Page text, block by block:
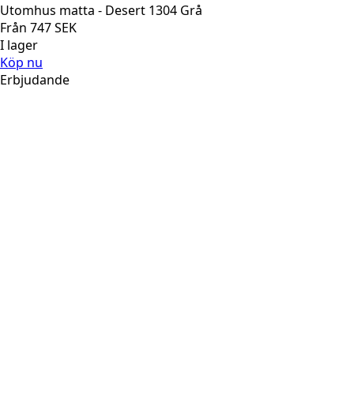
Utomhus matta - Desert 1304 Grå
Från 747SEK
I lager
Köp nu
Erbjudande